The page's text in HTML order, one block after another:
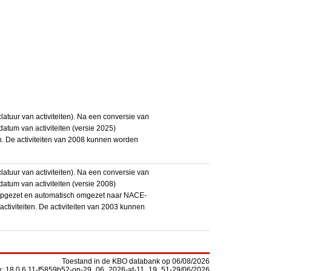
van activiteiten). Na een conversie van
van activiteiten (versie 2025)
De activiteiten van 2008 kunnen worden
van activiteiten). Na een conversie van
van activiteiten (versie 2008)
en automatisch omgezet naar NACE-
De activiteiten van 2003 kunnen
Toestand in de KBO databank op 06/08/2026